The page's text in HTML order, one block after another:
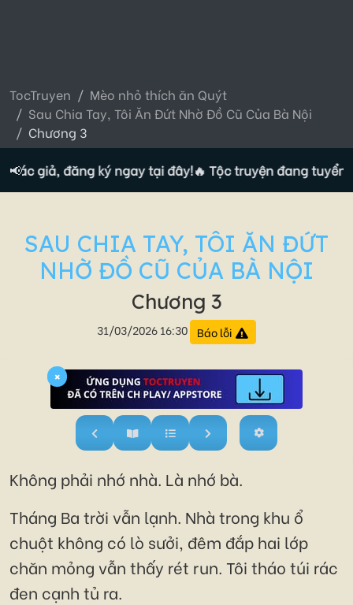
TocTruyen
Mèo nhỏ thích ăn Quýt
Sau Chia Tay, Tôi Ăn Đứt Nhờ Đồ Cũ Của Bà Nội
Chương 3
📢giả, đăng ký ngay tại đây!🔥 Tộc truyện đang tuyển
SAU CHIA TAY, TÔI ĂN ĐỨT
NHỜ ĐỒ CŨ CỦA BÀ NỘI
Chương 3
31/03/2026 16:30 Báo lỗi
×
Không phải nhớ nhà. Là nhớ bà.
Tháng Ba trời vẫn lạnh. Nhà trong khu ổ
chuột không có lò sưởi, đêm đắp hai lớp
chăn mỏng vẫn thấy rét run. Tôi tháo túi rác
đen cạnh tủ ra.